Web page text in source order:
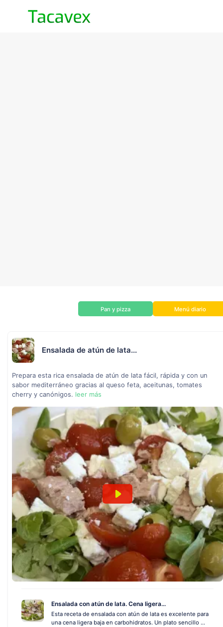
Pan y pizza Menú diario
Ensalada de atún de lata...
Prepara esta rica ensalada de atún de lata fácil, rápida y con un
sabor mediterráneo gracias al queso feta, aceitunas, tomates
cherry y canónigos. leer más
Ensalada con atún de lata. Cena ligera...
Esta receta de ensalada con atún de lata es excelente para
una cena ligera baja en carbohidratos. Un plato sencillo ...